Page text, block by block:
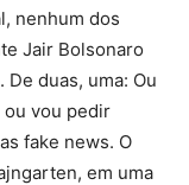
nenhum dos
Jair Bolsonaro
duas, uma: Ou
ou vou pedir
fake news. O
em uma